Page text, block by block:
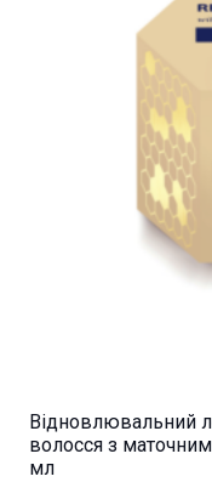
Відновлювальний
волосся з
мл